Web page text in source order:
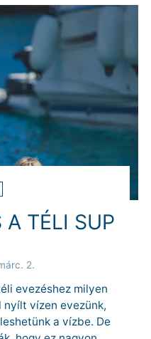
A TÉLI SUP
2.
evezéshez milyen
vízen evezünk,
a vízbe. De